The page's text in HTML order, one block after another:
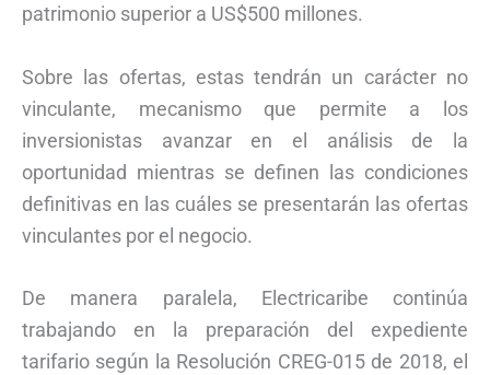
patrimonio superior a US$500 millones.
Sobre las ofertas, estas tendrán un carácter no
vinculante, mecanismo que permite a los
inversionistas avanzar en el análisis de la
oportunidad mientras se definen las condiciones
definitivas en las cuáles se presentarán las ofertas
vinculantes por el negocio.
De manera paralela, Electricaribe continúa
trabajando en la preparación del expediente
tarifario según la Resolución CREG-015 de 2018, el